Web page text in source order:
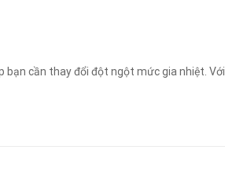
cần thay đổi đột ngột mức gia nhiệt. Với